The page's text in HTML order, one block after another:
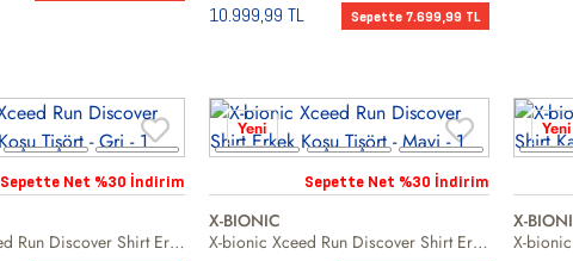
10.999,99 TL Sepette 7.699,99 TL
Sepette Net %30 İndirim
X-bionic Xceed Run Discover Shirt Erkek Koşu Tişört
Yeni
Sepette Net %30 İndirim
X-BIONIC
X-bionic Xceed Run Discover Shirt Erkek Koşu Tişört
Yeni
X-